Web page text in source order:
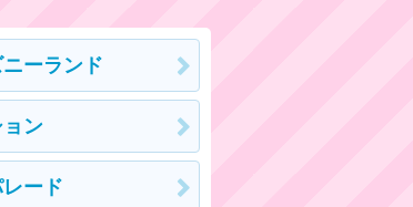
ーランド
ン
ード